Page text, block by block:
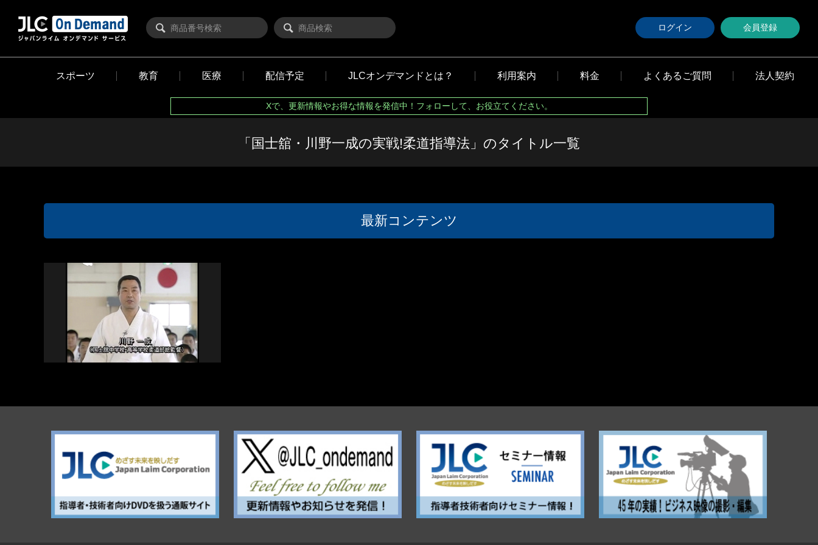
ログイン 会員登録
スポーツ 教育 医療 配信予定 JLCオンデマンドとは？ 利用案内 料金 よくあるご質問 法人契約
Xで、更新情報やお得な情報を発信中！フォローして、お役立てください。
「国士舘・川野一成の実戦!柔道指導法」のタイトル一覧
最新コンテンツ